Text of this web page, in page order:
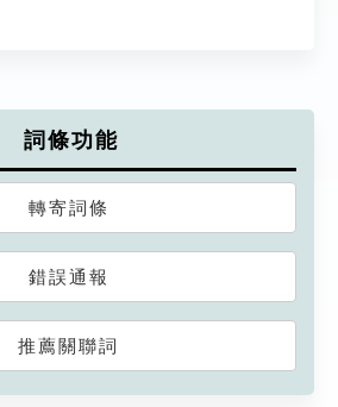
詞條功能
轉寄詞條
錯誤通報
推薦關聯詞